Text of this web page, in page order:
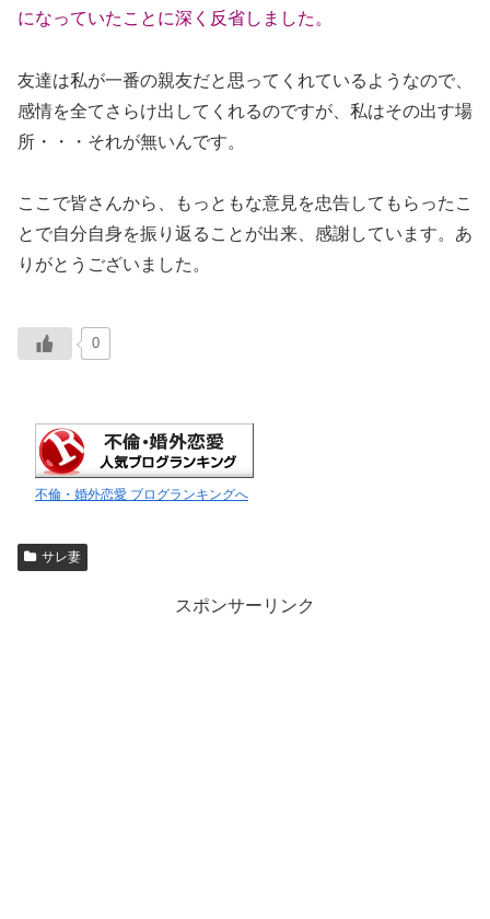
になっていたことに深く反省しました。
友達は私が一番の親友だと思ってくれているようなので、
感情を全てさらけ出してくれるのですが、私はその出す場
所・・・それが無いんです。
ここで皆さんから、もっともな意見を忠告してもらったこ
とで自分自身を振り返ることが出来、感謝しています。あ
りがとうございました。
0
不倫・婚外恋愛 ブログランキングへ
サレ妻
スポンサーリンク